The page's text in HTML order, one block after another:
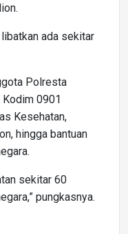
ada sekitar
Polresta
Kodim 0901
Kesehatan,
hingga bantuan
sekitar 60
pungkasnya.